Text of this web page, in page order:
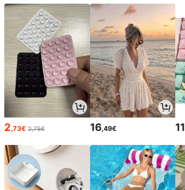
2,73€ 2,75€ 16,49€ 11